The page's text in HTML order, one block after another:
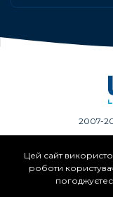
2007-
Цей сайт
роботи